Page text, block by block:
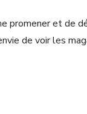
promener et de
de voir les